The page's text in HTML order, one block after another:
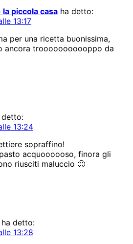
la piccola casa ha detto:
13:17
per una ricetta buonissima,
ancora trooooooooooppo da
detto:
13:24
sopraffino!
acquoooooso, finora gli
riusciti maluccio 🙁
ha detto:
13:28